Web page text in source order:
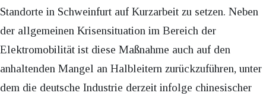
Standorte in Schweinfurt auf Kurzarbeit zu setzen. Neben
der allgemeinen Krisensituation im Bereich der
Elektromobilität ist diese Maßnahme auch auf den
anhaltenden Mangel an Halbleitern zurückzuführen, unter
dem die deutsche Industrie derzeit infolge chinesischer